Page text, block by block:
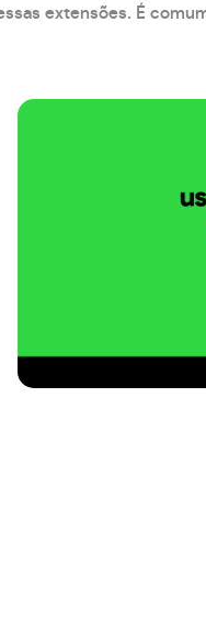
extensões. É